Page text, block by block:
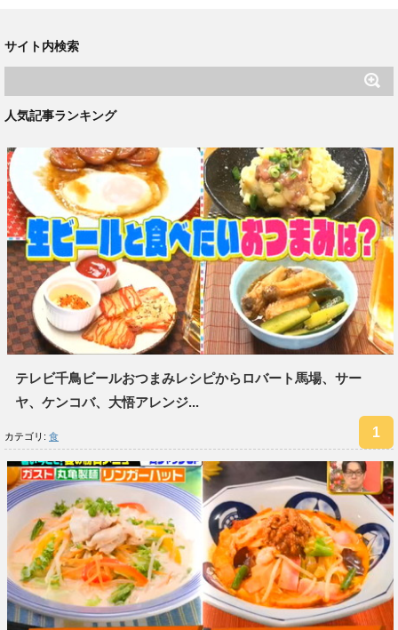
サイト内検索
人気記事ランキング
テレビ千鳥ビールおつまみレシピからロバート馬場、サー
ヤ、ケンコバ、大悟アレンジ...
カテゴリ: 食